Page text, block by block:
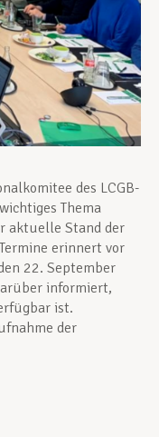
des LCGB-
Thema
aktuelle Stand der
erinnert vor
22. September
informiert,
ist.
der